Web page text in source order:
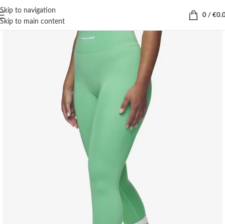
Skip to navigation
Skip to main content
0 / €